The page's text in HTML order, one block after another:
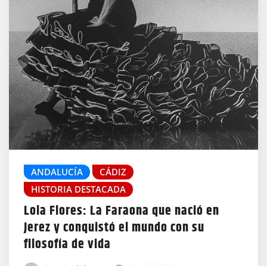
ANDALUCÍA
CÁDIZ
HISTORIA DESTACADA
Lola Flores: La Faraona que nació en
Jerez y conquistó el mundo con su
filosofía de vida